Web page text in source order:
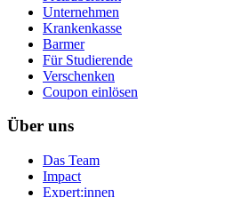
Unternehmen
Krankenkasse
Barmer
Für Studierende
Ver­schen­ken
Coupon einlösen
Über uns
Das Team
Impact
Expert:innen